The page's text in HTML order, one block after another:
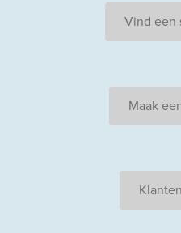
Vind een
Maak